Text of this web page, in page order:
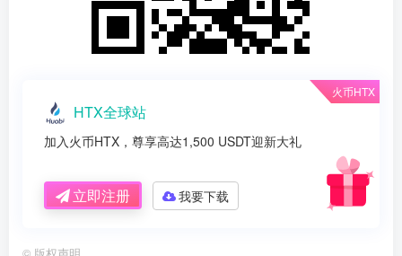
火币HTX
HTX全球站
加入火币HTX，尊享高达1,500 USDT迎新大礼
立即注册 我要下载